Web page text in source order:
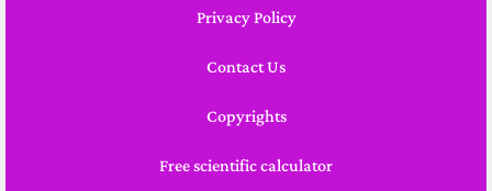
Privacy Policy
Contact Us
Copyrights
Free scientific calculator